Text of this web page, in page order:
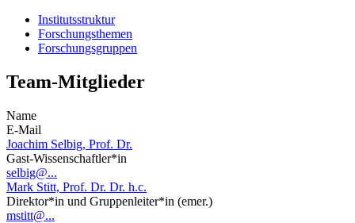
Institutsstruktur
Forschungsthemen
Forschungsgruppen
Team-Mitglieder
Name
E-Mail
Joachim Selbig, Prof. Dr.
Gast-Wissenschaftler*in
selbig@...
Mark Stitt, Prof. Dr. Dr. h.c.
Direktor*in und Gruppenleiter*in (emer.)
mstitt@...